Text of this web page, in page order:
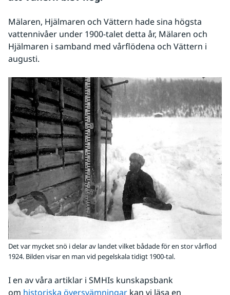
Mälaren, Hjälmaren och Vättern hade sina högsta
vattennivåer under 1900-talet detta år, Mälaren och
Hjälmaren i samband med vårflödena och Vättern i
augusti.
Det var mycket snö i delar av landet vilket bådade för en stor vårflod
1924. Bilden visar en man vid pegelskala tidigt 1900-tal.
I en av våra artiklar i SMHIs kunskapsbank
om historiska översvämningar kan vi läsa en